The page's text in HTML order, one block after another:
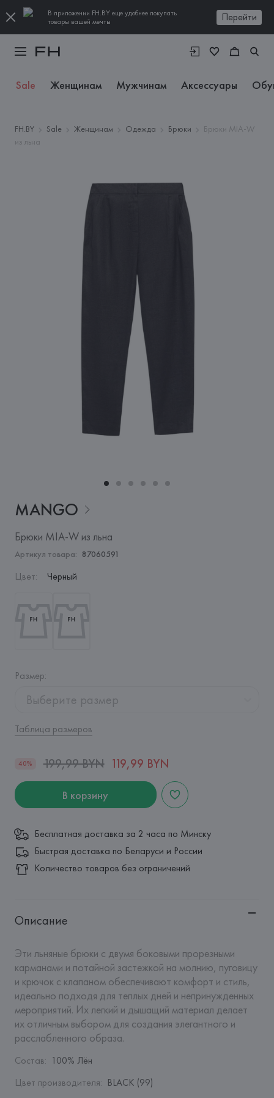
В приложении FH.BY еще удобнее покупать
товары вашей мечты
Перейти
Sale Женщинам Мужчинам Аксессуары
FH.BY Sale Женщинам Одежда Брюки
Брюки MIA-W
из льна
MANGO
Брюки MIA-W из льна
Артикул товара: 87060591
Цвет: Черный
Размер:
Выберите размер
Таблица размеров
40% 199,99 BYN 119,99 BYN
В корзину
Бесплатная доставка за 2 часа по Минску
Быстрая доставка по Беларуси и России
Количество товаров без ограничений
Описание
Эти льняные брюки с двумя боковыми прорезными
карманами и потайной застежкой на молнию, пуговицу
и крючок с клапаном обеспечивают комфорт и стиль,
идеально подходя для теплых дней и непринужденных
мероприятий. Их легкий и дышащий материал делает
их отличным выбором для создания элегантного и
расслабленного образа.
Состав: 100% Лён
Цвет производителя: BLACK (99)